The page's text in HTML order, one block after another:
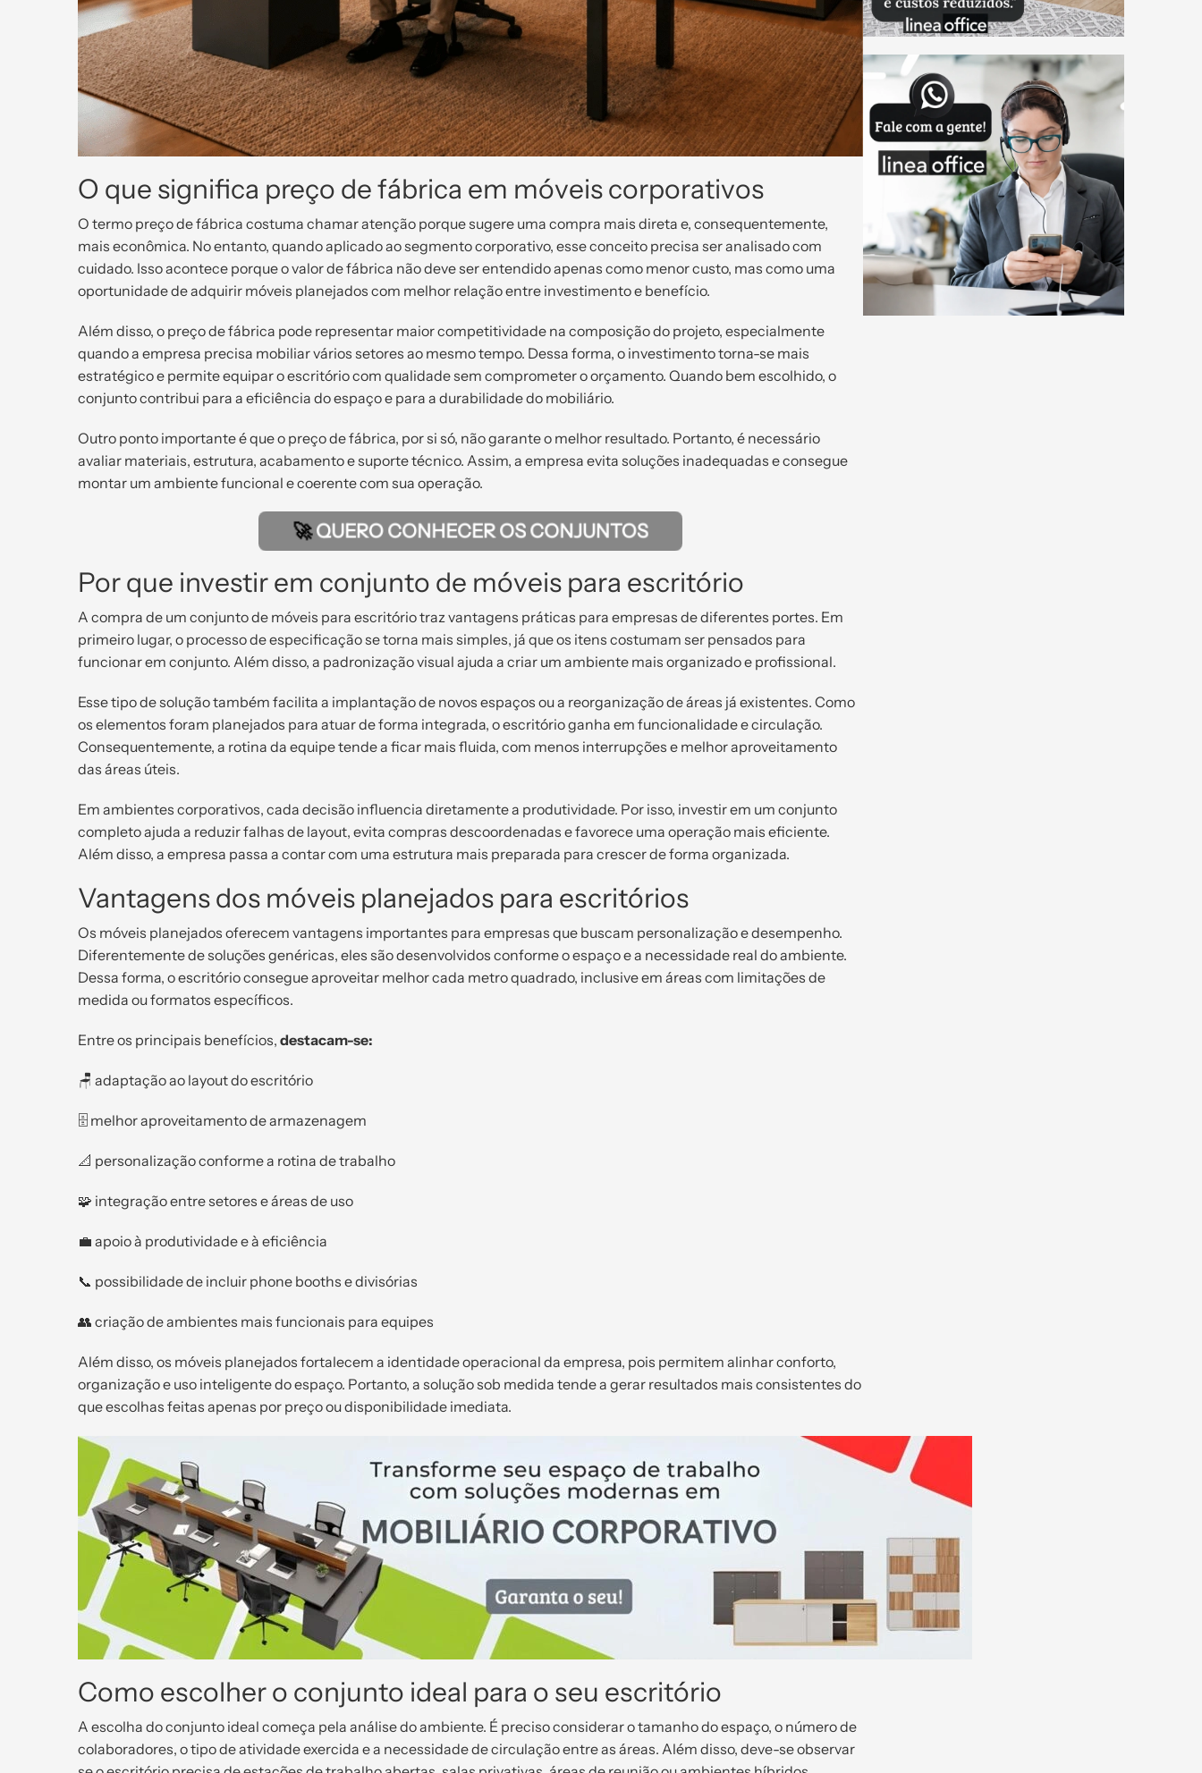
O que significa preço de fábrica em móveis corporativos
O termo preço de fábrica costuma chamar atenção porque sugere uma compra mais direta e, consequentemente,
mais econômica. No entanto, quando aplicado ao segmento corporativo, esse conceito precisa ser analisado com
cuidado. Isso acontece porque o valor de fábrica não deve ser entendido apenas como menor custo, mas como uma
oportunidade de adquirir móveis planejados com melhor relação entre investimento e benefício.
Além disso, o preço de fábrica pode representar maior competitividade na composição do projeto, especialmente
quando a empresa precisa mobiliar vários setores ao mesmo tempo. Dessa forma, o investimento torna-se mais
estratégico e permite equipar o escritório com qualidade sem comprometer o orçamento. Quando bem escolhido, o
conjunto contribui para a eficiência do espaço e para a durabilidade do mobiliário.
Outro ponto importante é que o preço de fábrica, por si só, não garante o melhor resultado. Portanto, é necessário
avaliar materiais, estrutura, acabamento e suporte técnico. Assim, a empresa evita soluções inadequadas e consegue
montar um ambiente funcional e coerente com sua operação.
🚀QUERO CONHECER OS CONJUNTOS
Por que investir em conjunto de móveis para escritório
A compra de um conjunto de móveis para escritório traz vantagens práticas para empresas de diferentes portes. Em
primeiro lugar, o processo de especificação se torna mais simples, já que os itens costumam ser pensados para
funcionar em conjunto. Além disso, a padronização visual ajuda a criar um ambiente mais organizado e profissional.
Esse tipo de solução também facilita a implantação de novos espaços ou a reorganização de áreas já existentes. Como
os elementos foram planejados para atuar de forma integrada, o escritório ganha em funcionalidade e circulação.
Consequentemente, a rotina da equipe tende a ficar mais fluida, com menos interrupções e melhor aproveitamento
das áreas úteis.
Em ambientes corporativos, cada decisão influencia diretamente a produtividade. Por isso, investir em um conjunto
completo ajuda a reduzir falhas de layout, evita compras descoordenadas e favorece uma operação mais eficiente.
Além disso, a empresa passa a contar com uma estrutura mais preparada para crescer de forma organizada.
Vantagens dos móveis planejados para escritórios
Os móveis planejados oferecem vantagens importantes para empresas que buscam personalização e desempenho.
Diferentemente de soluções genéricas, eles são desenvolvidos conforme o espaço e a necessidade real do ambiente.
Dessa forma, o escritório consegue aproveitar melhor cada metro quadrado, inclusive em áreas com limitações de
medida ou formatos específicos.
Entre os principais benefícios, destacam-se:
🪑 adaptação ao layout do escritório
🗄️ melhor aproveitamento de armazenagem
📐 personalização conforme a rotina de trabalho
🧩 integração entre setores e áreas de uso
💼 apoio à produtividade e à eficiência
📞 possibilidade de incluir phone booths e divisórias
👥 criação de ambientes mais funcionais para equipes
Além disso, os móveis planejados fortalecem a identidade operacional da empresa, pois permitem alinhar conforto,
organização e uso inteligente do espaço. Portanto, a solução sob medida tende a gerar resultados mais consistentes do
que escolhas feitas apenas por preço ou disponibilidade imediata.
Como escolher o conjunto ideal para o seu escritório
A escolha do conjunto ideal começa pela análise do ambiente. É preciso considerar o tamanho do espaço, o número de
colaboradores, o tipo de atividade exercida e a necessidade de circulação entre as áreas. Além disso, deve-se observar